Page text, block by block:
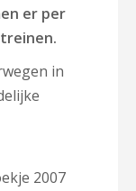
er per
in
2007